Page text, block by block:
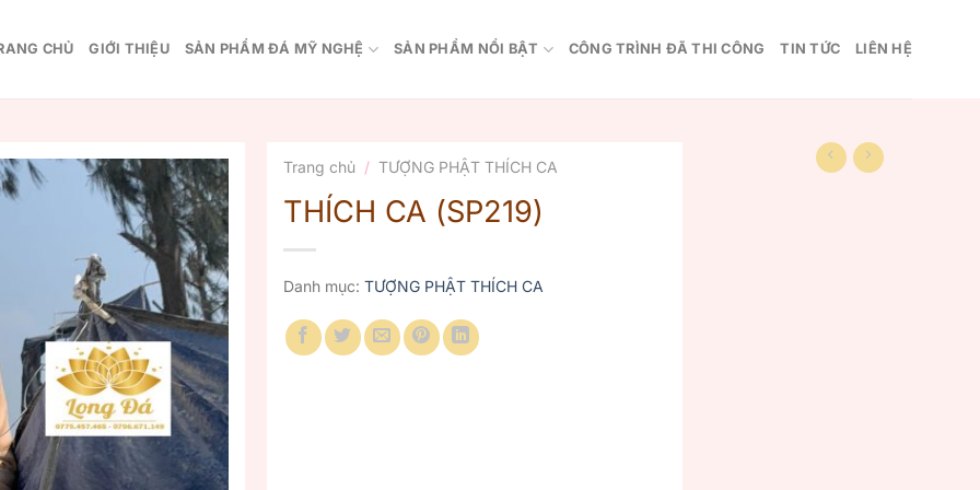
CHỦ GIỚI THIỆU SẢN PHẨM ĐÁ MỸ NGHỆ SẢN PHẨM NỔI BẬT CÔNG TRÌNH ĐÃ THI CÔNG TIN TỨC LIÊN HỆ
Trang chủ / TƯỢNG PHẬT THÍCH CA
THÍCH CA (SP219)
Danh mục: TƯỢNG PHẬT THÍCH CA